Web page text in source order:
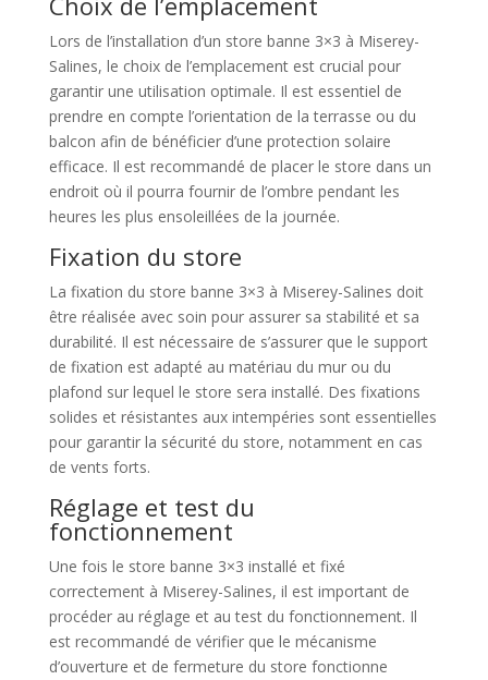
Lors de l’installation d’un store banne 3×3 à Miserey-
Salines, le choix de l’emplacement est crucial pour
garantir une utilisation optimale. Il est essentiel de
prendre en compte l’orientation de la terrasse ou du
balcon afin de bénéficier d’une protection solaire
efficace. Il est recommandé de placer le store dans un
endroit où il pourra fournir de l’ombre pendant les
heures les plus ensoleillées de la journée.
Fixation du store
La fixation du store banne 3×3 à Miserey-Salines doit
être réalisée avec soin pour assurer sa stabilité et sa
durabilité. Il est nécessaire de s’assurer que le support
de fixation est adapté au matériau du mur ou du
plafond sur lequel le store sera installé. Des fixations
solides et résistantes aux intempéries sont essentielles
pour garantir la sécurité du store, notamment en cas
de vents forts.
Réglage et test du
fonctionnement
Une fois le store banne 3×3 installé et fixé
correctement à Miserey-Salines, il est important de
procéder au réglage et au test du fonctionnement. Il
est recommandé de vérifier que le mécanisme
d’ouverture et de fermeture du store fonctionne